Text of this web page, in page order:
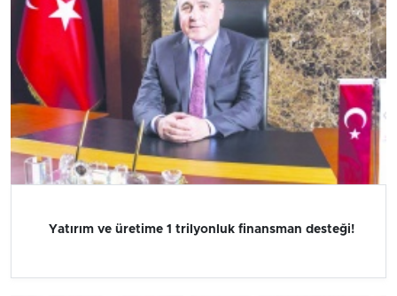
Yatırım ve üretime 1 trilyonluk finansman desteği!